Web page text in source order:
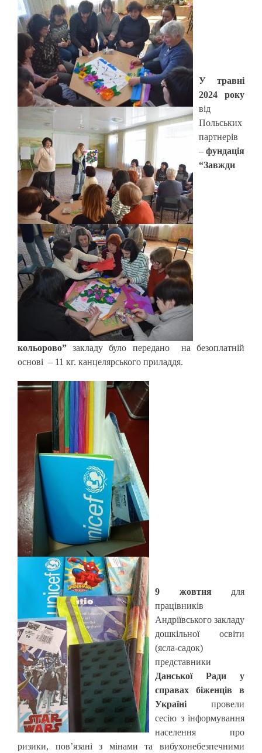
У травні
2024 року
від
Польських
партнерів
– фундація
“Завжди
кольорово” закладу було передано на безоплатній
основі – 11 кг. канцелярського приладдя.
9 жовтнядля
працівників
Андріївського закладу
дошкільної освіти
(ясла-садок)
представники
Данської Ради у
справах біженців в
Україні провели
сесію з інформування
населення про
ризики, пов’язані з мінами та вибухонебезпечними